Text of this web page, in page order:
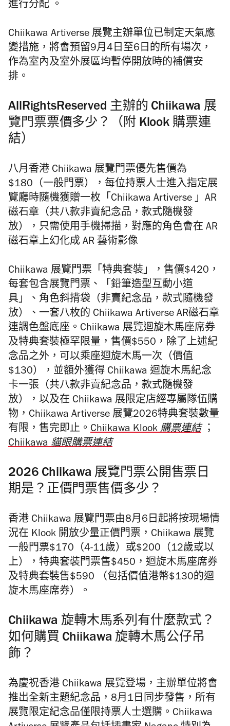
進行分配 。
Chiikawa Artiverse 展覽主辦單位已制定天氣應
變措施，將會預留9月4日至6日的所有場次，
作為室內及室外展區均暫停開放時的補償安
排。
AllRightsReserved 主辦的 Chiikawa 展
覽門票票價多少？（附 Klook 購票連
結）
八月香港 Chiikawa 展覽門票優先售價為
$180（一般門票），每位持票人士進入指定展
覽廳時隨機獲贈一枚「Chiikawa Artiverse 」AR
磁石章（共八款⾮賣紀念品，款式隨機發
放），只需使⽤⼿機掃描，對應的角色會在 AR
磁石章上幻化成 AR 藝術影像
Chiikawa 展覽門票「特典套裝」，售價$420，
每套包含展覽門票、「鉛筆造型互動小道
具」、角色斜揹袋（非賣紀念品，款式隨機發
放）、一套八枚的 Chiikawa Artiverse AR磁石章
連調色盤底座。Chiikawa 展覽迴旋木⾺座席券
及特典套裝極罕限量，售價$550，除了上述紀
念品之外，可以乘座迴旋木⾺一次（價值
$130），並額外獲得 Chiikawa 迴旋木⾺紀念
卡一張（共八款⾮賣紀念品，款式隨機發
放），以及在 Chiikawa 展限定店經專屬隊伍購
物，Chiikawa Artiverse 展覽2026特典套裝數量
有限，售完即止。 Chiikawa Klook 購票連結；
Chiikawa 貓眼購票連結
2026 Chiikawa 展覽門票公開售票日
期是？正價門票售價多少？
香港 Chiikawa 展覽門票由8月6日起將按現場情
況在 Klook 開放少量正價門票，Chiikawa 展覽
一般⾨票$170（4-11歲）或$200（12歲或以
上），特典套裝門票售$450，迴旋木⾺座席券
及特典套裝售$590 （包括價值港幣$130的迴
旋木⾺座席券）。
Chiikawa 旋轉木馬系列有什麼款式？
如何購買 Chiikawa 旋轉木馬公仔吊
飾？
為慶祝香港 Chiikawa 展覽登場，主辦單位將會
推岀全新主題紀念品，8月1日同步發售，所有
展覽限定紀念品僅限持票⼈⼠選購。Chiikawa